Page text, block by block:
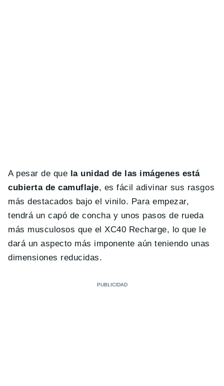
A pesar de que la unidad de las imágenes está
cubierta de camuflaje, es fácil adivinar sus rasgos
más destacados bajo el vinilo. Para empezar,
tendrá un capó de concha y unos pasos de rueda
más musculosos que el XC40 Recharge, lo que le
dará un aspecto más imponente aún teniendo unas
dimensiones reducidas.